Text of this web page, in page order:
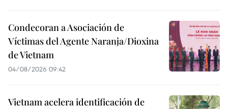
Condecoran a Asociación de
Víctimas del Agente Naranja/Dioxina
de Vietnam
04/08/2026 09:42
Vietnam acelera identificación de